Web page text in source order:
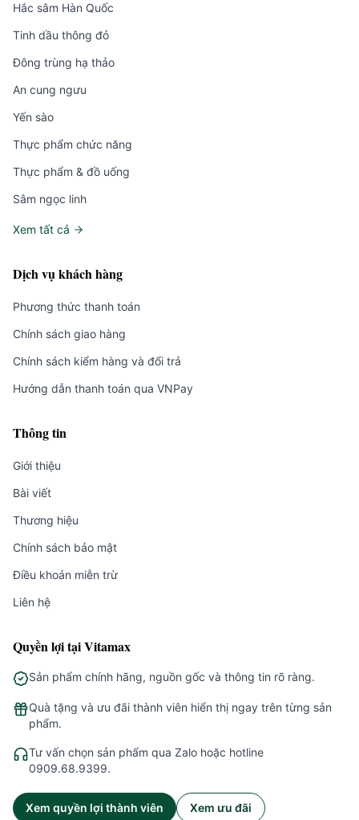
Hắc sâm Hàn Quốc
Tinh dầu thông đỏ
Đông trùng hạ thảo
An cung ngưu
Yến sào
Thực phẩm chức năng
Thực phẩm & đồ uống
Sâm ngọc linh
Xem tất cả
Dịch vụ khách hàng
Phương thức thanh toán
Chính sách giao hàng
Chính sách kiểm hàng và đổi trả
Hướng dẫn thanh toán qua VNPay
Thông tin
Giới thiệu
Bài viết
Thương hiệu
Chính sách bảo mật
Điều khoản miễn trừ
Liên hệ
Quyền lợi tại Vitamax
Sản phẩm chính hãng, nguồn gốc và thông tin rõ ràng.
Quà tặng và ưu đãi thành viên hiển thị ngay trên từng sản
phẩm.
Tư vấn chọn sản phẩm qua Zalo hoặc hotline
0909.68.9399.
Xem quyền lợi thành viên Xem ưu đãi